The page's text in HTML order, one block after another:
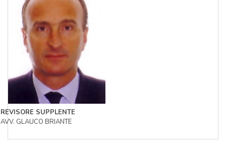
REVISORE SUPPLENTE
AVV. GLAUCO BRIANTE